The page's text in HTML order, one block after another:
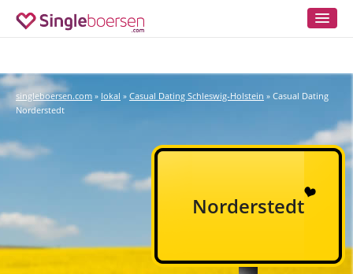
singleboersen.com » lokal » Casual Dating Schleswig-Holstein » Casual Dating
Norderstedt
Norderstedt